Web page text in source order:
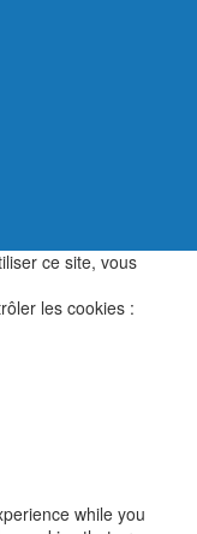
ce site, vous
les cookies :
while you